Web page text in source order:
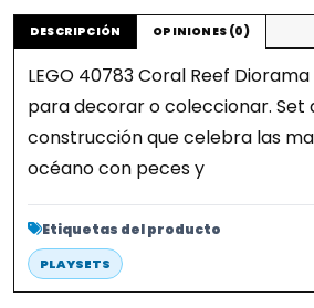
DESCRIPCIÓN OPINIONES (0)
LEGO 40783 Coral Reef
para decorar o coleccionar. Set
construcción que celebra las
océano con peces y
Etiquetas del producto
PLAYSETS